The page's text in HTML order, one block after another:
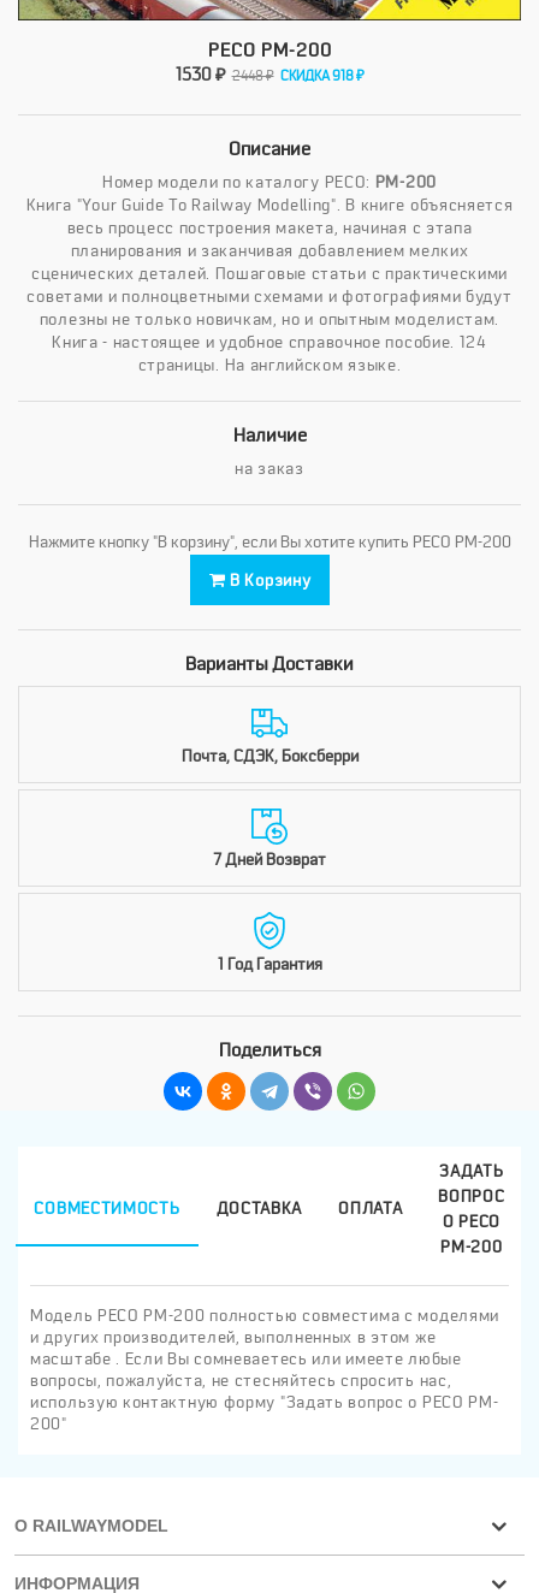
PECO PM-200
1530 ₽ 2448 ₽ СКИДКА 918 ₽
Описание
Номер модели по каталогу PECO: PM-200
Книга "Your Guide To Railway Modelling". В книге объясняется
весь процесс построения макета, начиная с этапа
планирования и заканчивая добавлением мелких
сценических деталей. Пошаговые статьи с практическими
советами и полноцветными схемами и фотографиями будут
полезны не только новичкам, но и опытным моделистам.
Книга - настоящее и удобное справочное пособие. 124
страницы. На английском языке.
Наличие
на заказ
Нажмите кнопку "В корзину", если Вы хотите купить PECO PM-200
В Корзину
Варианты Доставки
Почта, СДЭК, Боксберри
7 Дней Возврат
1 Год Гарантия
Поделиться
СОВМЕСТИМОСТЬ ДОСТАВКА ОПЛАТА
ЗАДАТЬ
ВОПРОС
О PECO
PM-200
Модель PECO PM-200 полностью совместима с моделями
и других производителей, выполненных в этом же
масштабе . Если Вы сомневаетесь или имеете любые
вопросы, пожалуйста, не стесняйтесь спросить нас,
использую контактную форму "Задать вопрос о PECO PM-
200"
О RAILWAYMODEL
ИНФОРМАЦИЯ